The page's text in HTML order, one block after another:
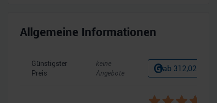
Allgemeine Informationen
Günstigster
Preis
keine
Angebote
ab 312,02€